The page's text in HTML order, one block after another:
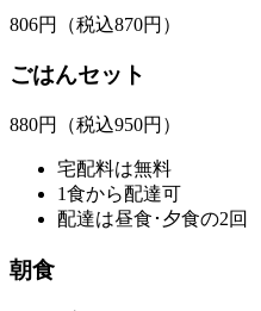
806円 （税込870円）
ごはんセット
880円 （税込950円）
宅配料は無料
1食から配達可
配達は昼食･夕食の2回
朝食